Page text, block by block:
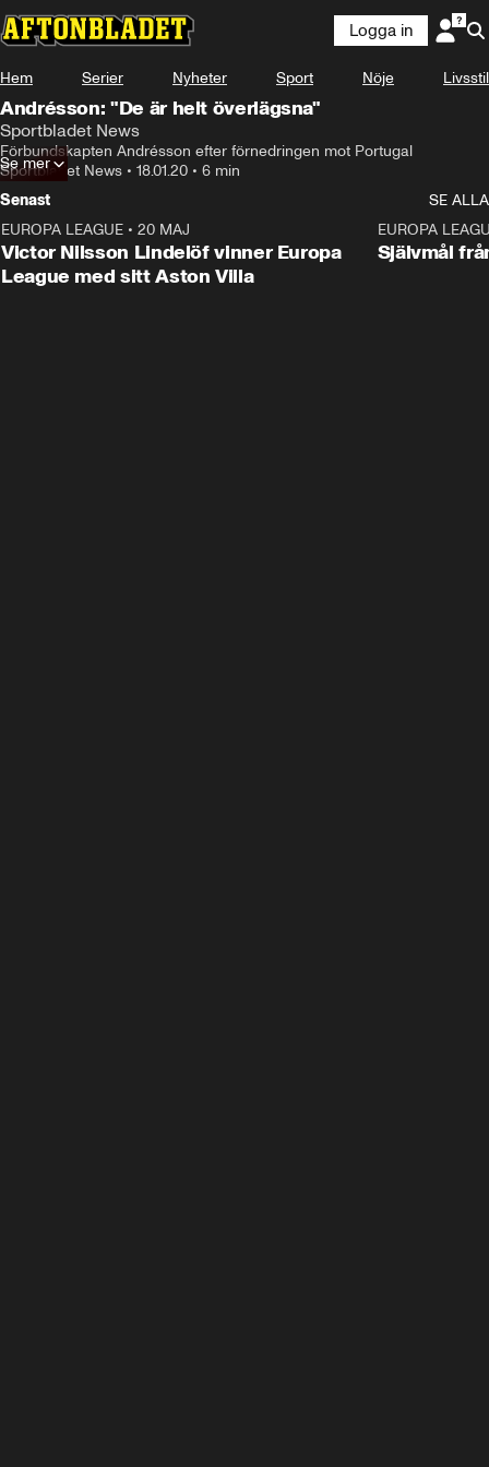
Logga in
Hem Serier Nyheter Sport Nöje Livsstil
Andrésson: "De är helt överlägsna"
Sportbladet News
Förbundskapten Andrésson efter förnedringen mot Portugal
Sportbladet News • 18.01.20 • 6 min
Se mer
Senast
SE ALLA
EUROPA LEAGUE • 20 MAJ
Victor Nilsson Lindelöf vinner Europa
League med sitt Aston Villa
EUROPA
Självmål